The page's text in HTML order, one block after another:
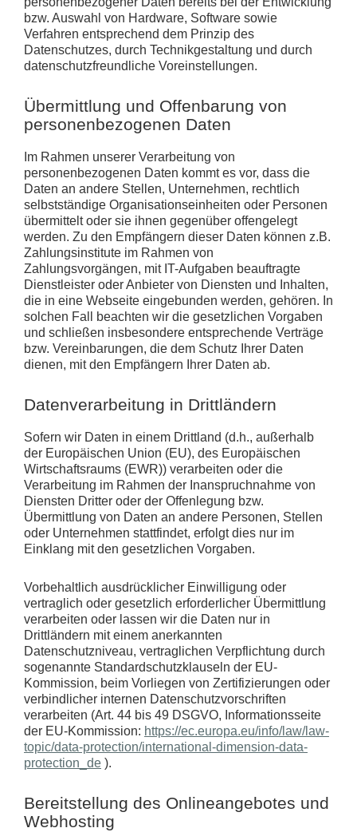
bzw. Auswahl von Hardware, Software sowie
Verfahren entsprechend dem Prinzip des
Datenschutzes, durch Technikgestaltung und durch
datenschutzfreundliche Voreinstellungen.
Übermittlung und Offenbarung von
personenbezogenen Daten
Im Rahmen unserer Verarbeitung von
personenbezogenen Daten kommt es vor, dass die
Daten an andere Stellen, Unternehmen, rechtlich
selbstständige Organisationseinheiten oder Personen
übermittelt oder sie ihnen gegenüber offengelegt
werden. Zu den Empfängern dieser Daten können z.B.
Zahlungsinstitute im Rahmen von
Zahlungsvorgängen, mit IT-Aufgaben beauftragte
Dienstleister oder Anbieter von Diensten und Inhalten,
die in eine Webseite eingebunden werden, gehören. In
solchen Fall beachten wir die gesetzlichen Vorgaben
und schließen insbesondere entsprechende Verträge
bzw. Vereinbarungen, die dem Schutz Ihrer Daten
dienen, mit den Empfängern Ihrer Daten ab.
Datenverarbeitung in Drittländern
Sofern wir Daten in einem Drittland (d.h., außerhalb
der Europäischen Union (EU), des Europäischen
Wirtschaftsraums (EWR)) verarbeiten oder die
Verarbeitung im Rahmen der Inanspruchnahme von
Diensten Dritter oder der Offenlegung bzw.
Übermittlung von Daten an andere Personen, Stellen
oder Unternehmen stattfindet, erfolgt dies nur im
Einklang mit den gesetzlichen Vorgaben.
Vorbehaltlich ausdrücklicher Einwilligung oder
vertraglich oder gesetzlich erforderlicher Übermittlung
verarbeiten oder lassen wir die Daten nur in
Drittländern mit einem anerkannten
Datenschutzniveau, vertraglichen Verpflichtung durch
sogenannte Standardschutzklauseln der EU-
Kommission, beim Vorliegen von Zertifizierungen oder
verbindlicher internen Datenschutzvorschriften
verarbeiten (Art. 44 bis 49 DSGVO, Informationsseite
der EU-Kommission: https://ec.europa.eu/info/law/law-
topic/data-protection/international-dimension-data-
protection_de ).
Bereitstellung des Onlineangebotes und
Webhosting